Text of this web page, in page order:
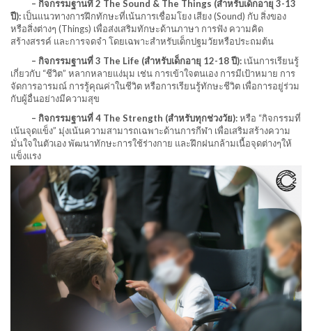
– กิจกรรมฐานที่ 2 The Sound & The Things (สำหรับเด็กอายุ 3-13
ปี): เป็นแนวทางการฝึกทักษะที่เน้นการเชื่อมโยง เสียง (Sound) กับ สิ่งของ
หรือสิ่งต่างๆ (Things) เพื่อส่งเสริมทักษะด้านภาษา การฟัง ความคิด
สร้างสรรค์ และการจดจำ โดยเฉพาะสำหรับเด็กปฐมวัยหรือประถมต้น
– กิจกรรมฐานที่ 3 The Life (สำหรับเด็กอายุ 12-18 ปี): เน้นการเรียนรู้
เกี่ยวกับ “ชีวิต” หลากหลายแง่มุม เช่น การเข้าใจตนเอง การมีเป้าหมาย การ
จัดการอารมณ์ การรู้คุณค่าในชีวิต หรือการเรียนรู้ทักษะชีวิต เพื่อการอยู่ร่วม
กับผู้อื่นอย่างมีความสุข
– กิจกรรมฐานที่ 4 The Strength (สำหรับทุกช่วงวัย):หรือ “กิจกรรมที่
เน้นจุดแข็ง” มุ่งเน้นความสามารถเฉพาะด้านการกีฬา เพื่อเสริมสร้างความ
มั่นใจในตัวเอง พัฒนาทักษะการใช้ร่างกาย และฝึกฝนกล้ามเนื้อจุดต่างๆให้
แข็งแรง